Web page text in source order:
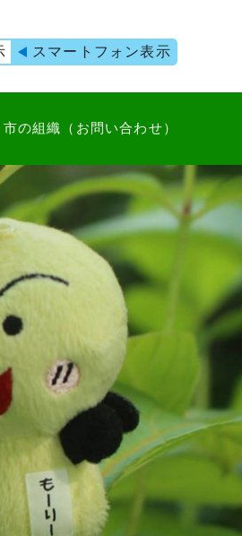
スマートフォン表示
市の組織（お問い合わせ）